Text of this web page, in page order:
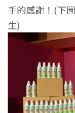
手的感謝！(下
生)